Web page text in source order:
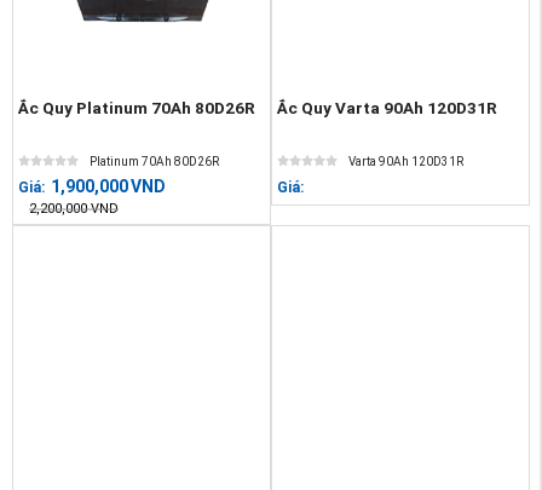
Ắc Quy Platinum 70Ah 80D26R
Platinum 70Ah 80D26R
Giá: 1,900,000VND
2,200,000 VND
Ắc Quy Varta 90Ah 120D31R
Varta 90Ah 120D31R
Giá: